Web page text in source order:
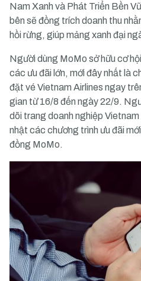
Nam Xanh và Phát Triển Bền
bên sẽ đồng trích doanh thu
hồi rừng, giúp mảng xanh đại
Người dùng MoMo sở hữu cơ
các ưu đãi lớn, mới đây nhất là
đặt vé Vietnam Airlines ngay
gian từ 16/8 đến ngày 22/9.
dõi trang doanh nghiệp
nhật các chương trình ưu đãi
đồng MoMo.